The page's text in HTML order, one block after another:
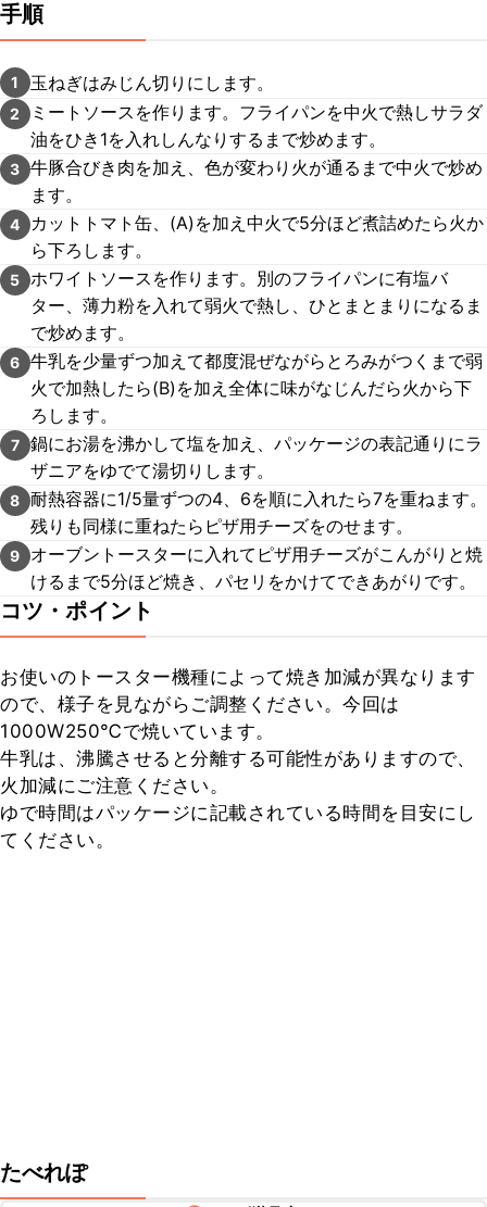
手順
1 玉ねぎはみじん切りにします。
2
ミートソースを作ります。フライパンを中火で熱しサラダ
油をひき1を入れしんなりするまで炒めます。
3 牛豚合びき肉を加え、色が変わり火が通るまで中火で炒め
ます。
4
カットトマト缶、(A)を加え中火で5分ほど煮詰めたら火か
ら下ろします。
5 ホワイトソースを作ります。別のフライパンに有塩バ
ター、薄力粉を入れて弱火で熱し、ひとまとまりになるま
で炒めます。
6 牛乳を少量ずつ加えて都度混ぜながらとろみがつくまで弱
火で加熱したら(B)を加え全体に味がなじんだら火から下
ろします。
7 鍋にお湯を沸かして塩を加え、パッケージの表記通りにラ
ザニアをゆでて湯切りします。
8 耐熱容器に1/5量ずつの4、6を順に入れたら7を重ねます。
残りも同様に重ねたらピザ用チーズをのせます。
9
オーブントースターに入れてピザ用チーズがこんがりと焼
けるまで5分ほど焼き、パセリをかけてできあがりです。
コツ・ポイント
お使いのトースター機種によって焼き加減が異なります
ので、様子を見ながらご調整ください。今回は
1000W250℃で焼いています。
牛乳は、沸騰させると分離する可能性がありますので、
火加減にご注意ください。
ゆで時間はパッケージに記載されている時間を目安にし
てください。
たべれぽ